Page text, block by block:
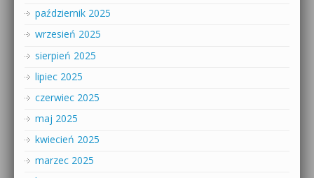
październik 2025
wrzesień 2025
sierpień 2025
lipiec 2025
czerwiec 2025
maj 2025
kwiecień 2025
marzec 2025